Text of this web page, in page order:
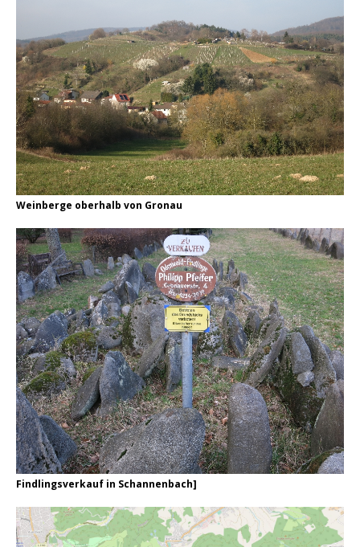
Weinberge oberhalb von Gronau
Findlingsverkauf in Schannenbach]